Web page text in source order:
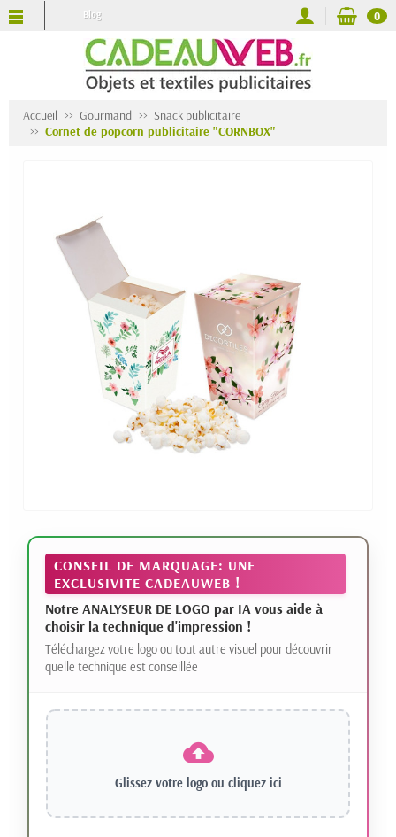
Blog 0
Accueil Gourmand
Snack publicitaire
Cornet de popcorn publicitaire "CORNBOX"
CONSEIL DE MARQUAGE: UNE
EXCLUSIVITE CADEAUWEB !
Notre ANALYSEUR DE LOGO par IA vous aide à
choisir la technique d'impression !
Téléchargez votre logo ou tout autre visuel pour découvrir
quelle technique est conseillée
Glissez votre logo ou cliquez ici